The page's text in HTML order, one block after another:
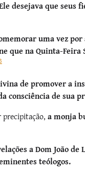
desejava que seus
uma vez
que na Quinta-Feira
de promover a
consciência de sua
a monja
a Dom João de
teólogos.